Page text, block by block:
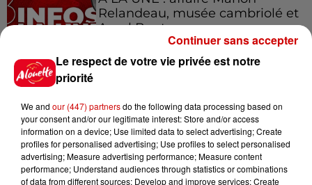
Relandeau, musée cambriolé et
Amel Bent en...
Jeux Voir plus
Gagnez vos places pour le
Festival du Roi Arthur 2026 !
Le respect de votre vie privée est notre
priorité
We and our (447) partnersdo the following data processing based on
your consent and/or our legitimate interest: Store and/or access
information on a device; Use limited data to select advertising; Create
profiles for personalised advertising; Use profiles to select personalised
advertising; Measure advertising performance; Measure content
performance; Understand audiences through statistics or combinations
of data from different sources; Develop and improve services; Create
Continuer sans accepter